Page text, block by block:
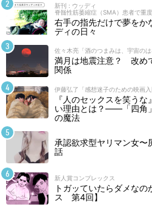
新刊 : ウッディ
脊髄性筋萎縮症（SMA）患者で重
右手の指先だけで夢を
ディの日々
佐々木亮「酒のつまみは、宇宙のは
満月は地震注意？ 改め
関係
伊藤弘了「感想迷子のための映画入
『人のセックスを笑う
い理由とは？――「四角
の魔法
承認欲求型ヤリマン女〜
話
新人賞コンプレックス
トガッていたらダメな
ス 第4回】